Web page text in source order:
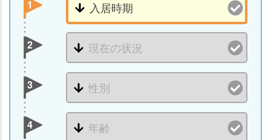
1
2
3
4